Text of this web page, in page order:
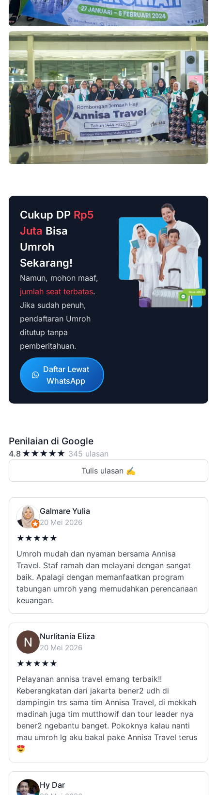
Cukup DP Rp5
Juta Bisa
Umroh
Sekarang!
Namun, mohon maaf,
jumlah seat terbatas.
Jika sudah penuh,
pendaftaran Umroh
ditutup tanpa
pemberitahuan.
Daftar Lewat
WhatsApp
Penilaian di Google
4.8 ★★★★★ 345 ulasan
Tulis ulasan ✍️
Galmare Yulia
20 Mei 2026
★ ★ ★ ★ ★
Umroh mudah dan nyaman bersama Annisa
Travel. Staf ramah dan melayani dengan sangat
baik. Apalagi dengan memanfaatkan program
tabungan umroh yang memudahkan perencanaan
keuangan.
Nurlitania Eliza
20 Mei 2026
★ ★ ★ ★ ★
Pelayanan annisa travel emang terbaik!!
Keberangkatan dari jakarta bener2 udh di
dampingin trs sama tim Annisa Travel, di mekkah
madinah juga tim mutthowif dan tour leader nya
bener2 ngebantu banget. Pokoknya kalau nanti
mau umroh lg aku bakal pake Annisa Travel terus
Hy Dar